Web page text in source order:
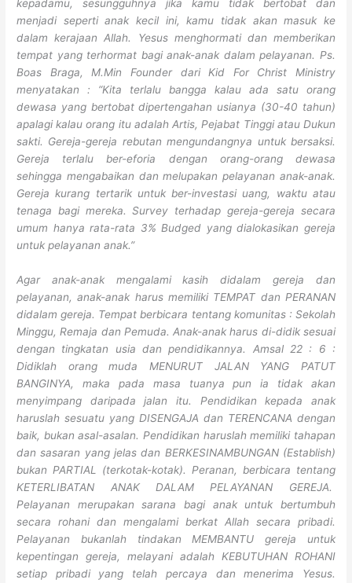
kepadamu, sesungguhnya jika kamu tidak bertobat dan
menjadi seperti anak kecil ini, kamu tidak akan masuk ke
dalam kerajaan Allah. Yesus menghormati dan memberikan
tempat yang terhormat bagi anak-anak dalam pelayanan. Ps.
Boas Braga, M.Min Founder dari Kid For Christ Ministry
menyatakan : “Kita terlalu bangga kalau ada satu orang
dewasa yang bertobat dipertengahan usianya (30-40 tahun)
apalagi kalau orang itu adalah Artis, Pejabat Tinggi atau Dukun
sakti. Gereja-gereja rebutan mengundangnya untuk bersaksi.
Gereja terlalu ber-eforia dengan orang-orang dewasa
sehingga mengabaikan dan melupakan pelayanan anak-anak.
Gereja kurang tertarik untuk ber-investasi uang, waktu atau
tenaga bagi mereka. Survey terhadap gereja-gereja secara
umum hanya rata-rata 3% Budged yang dialokasikan gereja
untuk pelayanan anak.”
Agar anak-anak mengalami kasih didalam gereja dan
pelayanan, anak-anak harus memiliki TEMPAT dan PERANAN
didalam gereja. Tempat berbicara tentang komunitas : Sekolah
Minggu, Remaja dan Pemuda. Anak-anak harus di-didik sesuai
dengan tingkatan usia dan pendidikannya. Amsal 22 : 6 :
Didiklah orang muda MENURUT JALAN YANG PATUT
BANGINYA, maka pada masa tuanya pun ia tidak akan
menyimpang daripada jalan itu. Pendidikan kepada anak
haruslah sesuatu yang DISENGAJA dan TERENCANA dengan
baik, bukan asal-asalan. Pendidikan haruslah memiliki tahapan
dan sasaran yang jelas dan BERKESINAMBUNGAN (Establish)
bukan PARTIAL (terkotak-kotak). Peranan, berbicara tentang
KETERLIBATAN ANAK DALAM PELAYANAN GEREJA.
Pelayanan merupakan sarana bagi anak untuk bertumbuh
secara rohani dan mengalami berkat Allah secara pribadi.
Pelayanan bukanlah tindakan MEMBANTU gereja untuk
kepentingan gereja, melayani adalah KEBUTUHAN ROHANI
setiap pribadi yang telah percaya dan menerima Yesus.